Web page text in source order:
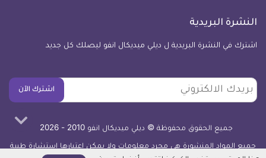
النشرة البريدية
اشترك في النشرة البريدية ل ديلي ميديكال انفو ليصلك كل جديد
بريدك
الالكتروني
اشترك الآن
جميع الحقوق محفوظة © ديلي ميديكال انفو 2010 - 2026
جميع المواد المنشورة هي مجرد معلومات ولا يمكن اعتبارها استشارة طبية